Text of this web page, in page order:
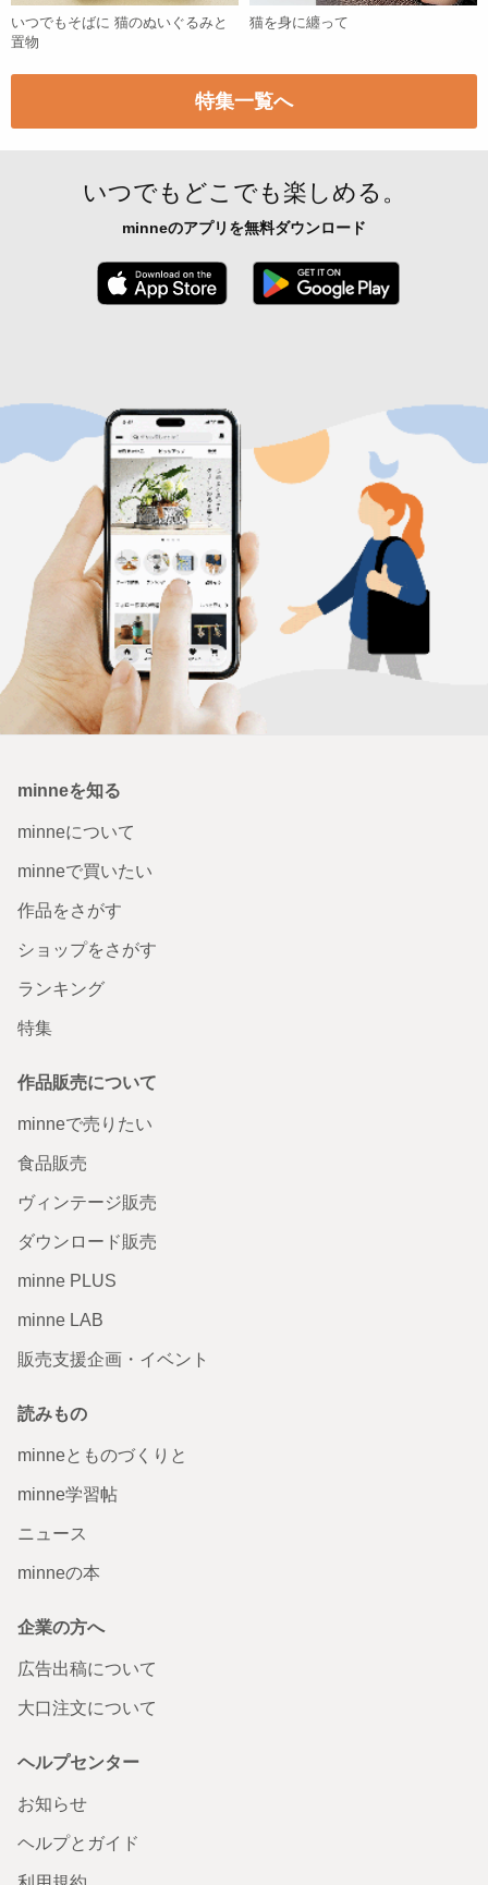
いつでもそばに 猫のぬいぐるみと
置物
猫を身に纏って
特集一覧へ
いつでもどこでも楽しめる。
minneのアプリを無料ダウンロード
App Store からダウンロード
minneを知る
minneについて
minneで買いたい
作品をさがす
ショップをさがす
ランキング
特集
作品販売について
minneで売りたい
食品販売
ヴィンテージ販売
ダウンロード販売
minne PLUS
minne LAB
販売支援企画・イベント
読みもの
minneとものづくりと
minne学習帖
ニュース
minneの本
企業の方へ
広告出稿について
大口注文について
ヘルプセンター
お知らせ
ヘルプとガイド